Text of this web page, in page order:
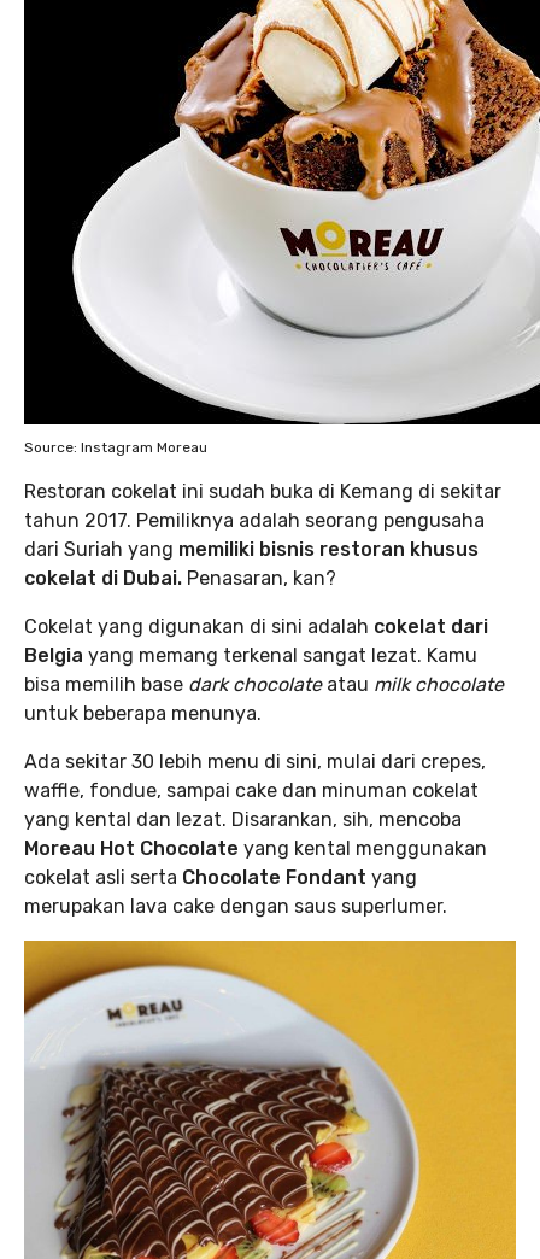
Source: Instagram Moreau
Restoran cokelat ini sudah buka di Kemang di sekitar
tahun 2017. Pemiliknya adalah seorang pengusaha
dari Suriah yang memiliki bisnis restoran khusus
cokelat di Dubai. Penasaran, kan?
Cokelat yang digunakan di sini adalah cokelat dari
Belgia yang memang terkenal sangat lezat. Kamu
bisa memilih base dark chocolateatau milk chocolate
untuk beberapa menunya.
Ada sekitar 30 lebih menu di sini, mulai dari crepes,
waffle, fondue, sampai cake dan minuman cokelat
yang kental dan lezat. Disarankan, sih, mencoba
Moreau Hot Chocolate yang kental menggunakan
cokelat asli serta Chocolate Fondant yang
merupakan lava cake dengan saus superlumer.